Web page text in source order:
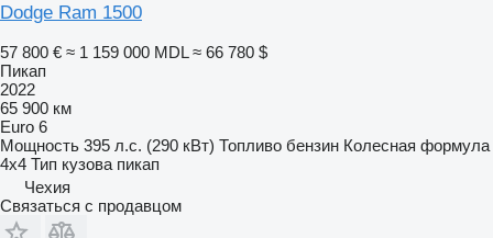
Dodge Ram 1500
57 800 € ≈ 1 159 000 MDL ≈ 66 780 $
Пикап
2022
65 900 км
Euro 6
Мощность 395 л.с. (290 кВт) Топливо бензин Колесная формула
4x4 Тип кузова пикап
Чехия
Связаться с продавцом